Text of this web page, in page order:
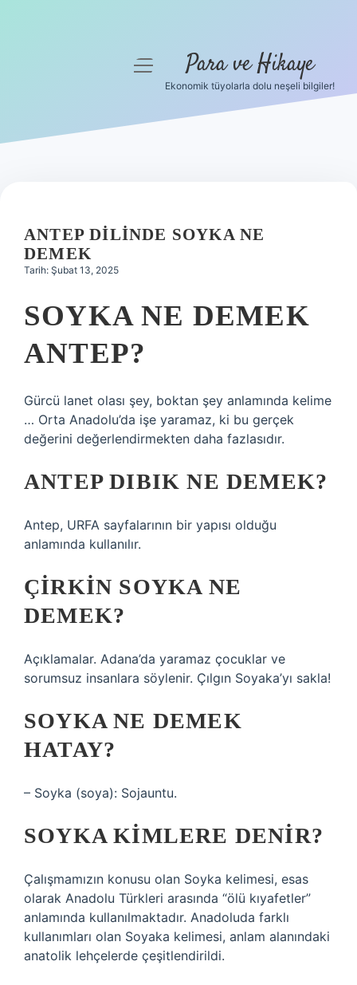
Hakkımızda
menüyü
Para ve Hikaye
Ekonomik tüyolarla dolu neşeli bilgiler!
ANTEP DILINDE SOYKA NE
DEMEK
Tarih: Şubat 13, 2025
SOYKA NE DEMEK
ANTEP?
Gürcü lanet olası şey, boktan şey anlamında kelime
… Orta Anadolu’da işe yaramaz, ki bu gerçek
değerini değerlendirmekten daha fazlasıdır.
ANTEP DIBIK NE DEMEK?
Antep, URFA sayfalarının bir yapısı olduğu
anlamında kullanılır.
ÇIRKIN SOYKA NE
DEMEK?
Açıklamalar. Adana’da yaramaz çocuklar ve
sorumsuz insanlara söylenir. Çılgın Soyaka’yı sakla!
SOYKA NE DEMEK
HATAY?
– Soyka (soya): Sojauntu.
SOYKA KIMLERE DENIR?
Çalışmamızın konusu olan Soyka kelimesi, esas
olarak Anadolu Türkleri arasında “ölü kıyafetler”
anlamında kullanılmaktadır. Anadoluda farklı
kullanımları olan Soyaka kelimesi, anlam alanındaki
anatolik lehçelerde çeşitlendirildi.